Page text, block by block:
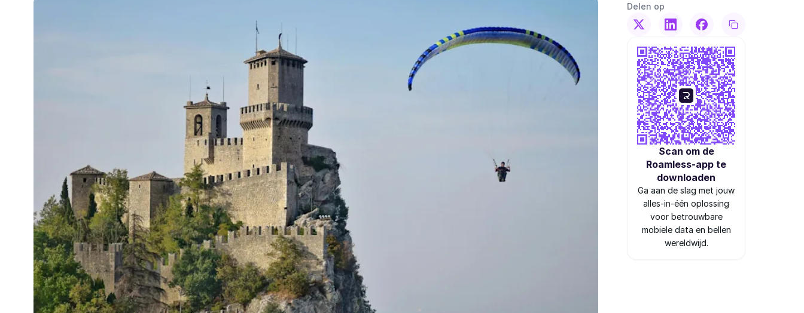
Delen op
Scan om de
Roamless-app te
downloaden
Ga aan de slag met jouw
alles-in-één oplossing
voor betrouwbare
mobiele data en bellen
wereldwijd.